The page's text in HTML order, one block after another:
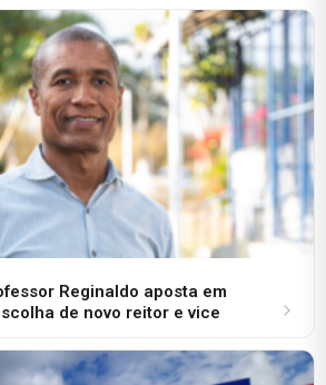
Reginaldo aposta em
de novo reitor e vice